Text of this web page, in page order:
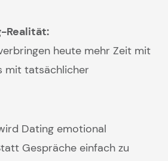
Realität:
heute mehr Zeit mit
mit tatsächlicher
Dating emotional
Gespräche einfach zu